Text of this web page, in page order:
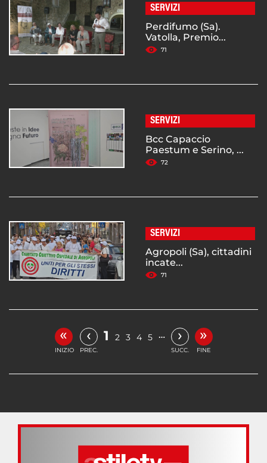
SERVIZI
Perdifumo (Sa).
Vatolla, Premio...
71
SERVIZI
Bcc Capaccio
Paestum e Serino, ...
72
SERVIZI
Agropoli (Sa), cittadini
incate...
71
«
INIZIO
‹
PREC.
1 2 3 4 5 … ›
SUCC.
»
FINE